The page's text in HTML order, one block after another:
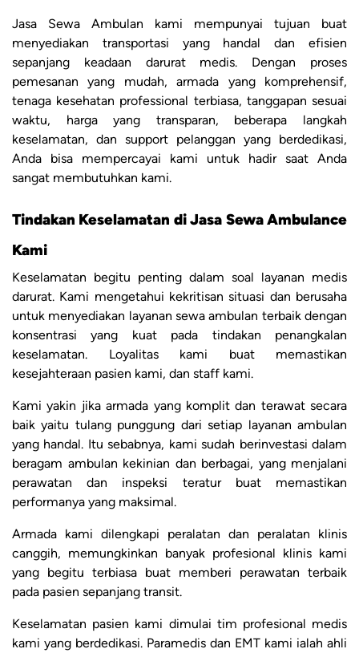
Jasa Sewa Ambulan kami mempunyai tujuan buat
menyediakan transportasi yang handal dan efisien
sepanjang keadaan darurat medis. Dengan proses
pemesanan yang mudah, armada yang komprehensif,
tenaga kesehatan professional terbiasa, tanggapan sesuai
waktu, harga yang transparan, beberapa langkah
keselamatan, dan support pelanggan yang berdedikasi,
Anda bisa mempercayai kami untuk hadir saat Anda
sangat membutuhkan kami.
Tindakan Keselamatan di Jasa Sewa Ambulance
Kami
Keselamatan begitu penting dalam soal layanan medis
darurat. Kami mengetahui kekritisan situasi dan berusaha
untuk menyediakan layanan sewa ambulan terbaik dengan
konsentrasi yang kuat pada tindakan penangkalan
keselamatan. Loyalitas kami buat memastikan
kesejahteraan pasien kami, dan staff kami.
Kami yakin jika armada yang komplit dan terawat secara
baik yaitu tulang punggung dari setiap layanan ambulan
yang handal. Itu sebabnya, kami sudah berinvestasi dalam
beragam ambulan kekinian dan berbagai, yang menjalani
perawatan dan inspeksi teratur buat memastikan
performanya yang maksimal.
Armada kami dilengkapi peralatan dan peralatan klinis
canggih, memungkinkan banyak profesional klinis kami
yang begitu terbiasa buat memberi perawatan terbaik
pada pasien sepanjang transit.
Keselamatan pasien kami dimulai tim profesional medis
kami yang berdedikasi. Paramedis dan EMT kami ialah ahli